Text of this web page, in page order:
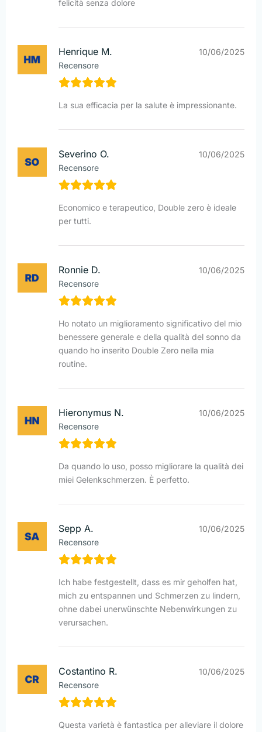
felicità senza dolore
Henrique M.
Recensore
10/06/2025
La sua efficacia per la salute è impressionante.
Severino O.
Recensore
10/06/2025
Economico e terapeutico, Double zero è ideale
per tutti.
Ronnie D.
Recensore
10/06/2025
Ho notato un miglioramento significativo del mio
benessere generale e della qualità del sonno da
quando ho inserito Double Zero nella mia
routine.
Hieronymus N.
Recensore
10/06/2025
Da quando lo uso, posso migliorare la qualità dei
miei Gelenkschmerzen. È perfetto.
Sepp A.
Recensore
10/06/2025
Ich habe festgestellt, dass es mir geholfen hat,
mich zu entspannen und Schmerzen zu lindern,
ohne dabei unerwünschte Nebenwirkungen zu
verursachen.
Costantino R.
Recensore
10/06/2025
Questa varietà è fantastica per alleviare il dolore